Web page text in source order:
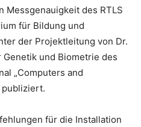
Messgenauigkeit des RTLS
für Bildung und
der Projektleitung von Dr.
und Biometrie des
„Computers and
publiziert.
für die Installation